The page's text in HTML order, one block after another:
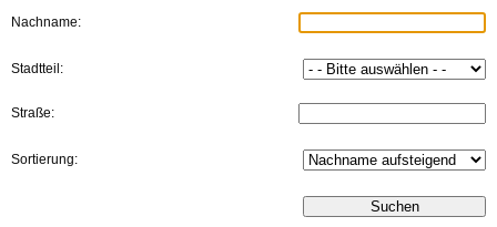
Nachname:
Stadtteil:
Straße:
Sortierung: